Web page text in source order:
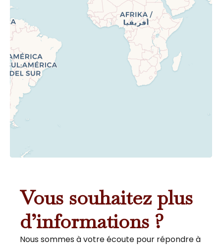
Vous souhaitez plus
d’informations ?
Nous sommes à votre écoute pour répondre à